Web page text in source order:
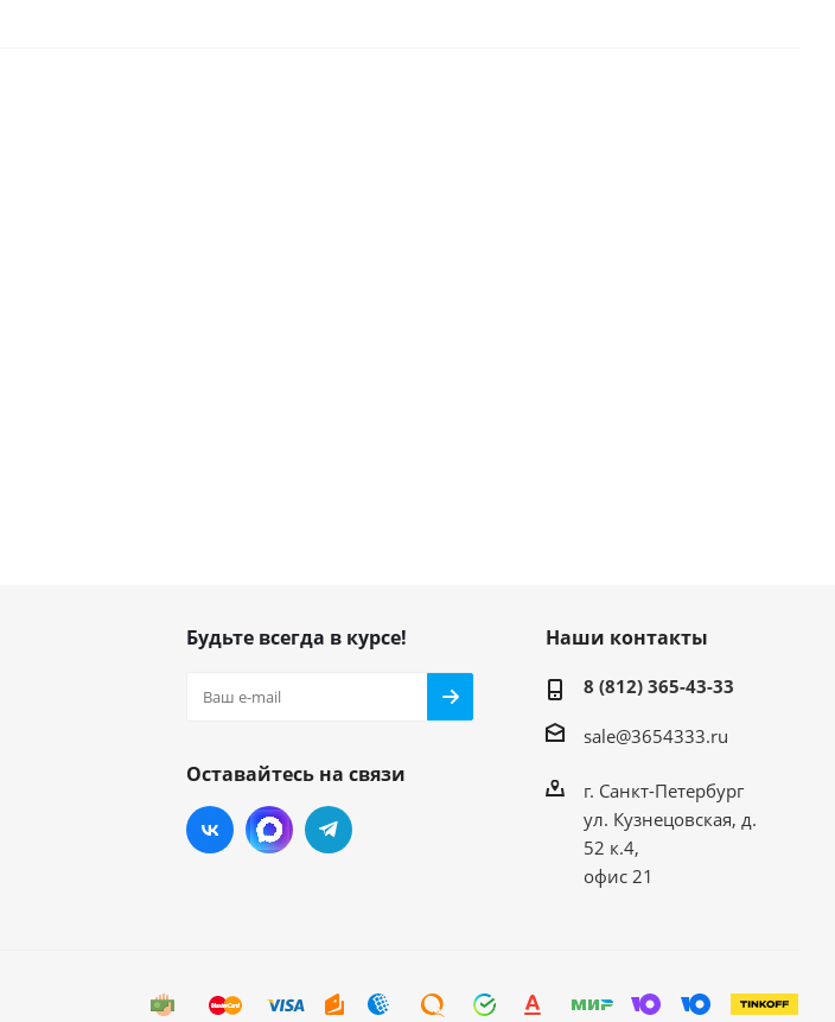
Будьте всегда в курсе!
Оставайтесь на связи
Наши контакты
8 (812) 365-43-33
sale@3654333.ru
г. Санкт-Петербург
ул. Кузнецовская, д.
52 к.4,
офис 21